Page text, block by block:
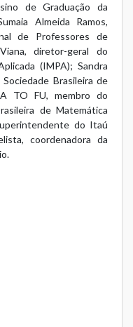
de Graduação da
Almeida Ramos,
de Professores de
diretor-geral do
(IMPA); Sandra
Brasileira de
TO FU, membro do
de Matemática
do Itaú
coordenadora da